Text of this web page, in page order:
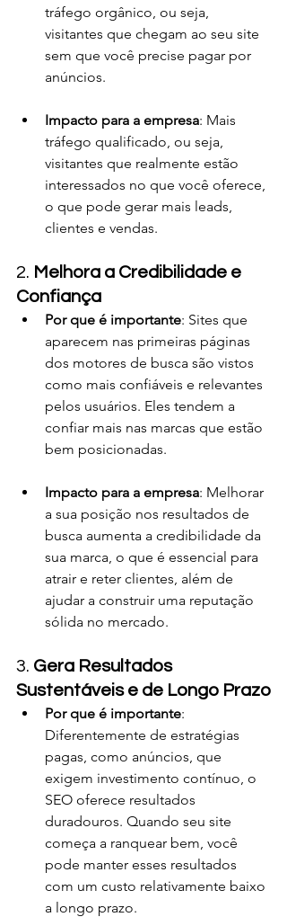
tráfego orgânico, ou seja,
visitantes que chegam ao seu site
sem que você precise pagar por
anúncios.
Impacto para a empresa: Mais
tráfego qualificado, ou seja,
visitantes que realmente estão
interessados no que você oferece,
o que pode gerar mais leads,
clientes e vendas.
2. Melhora a Credibilidade e
Confiança
Por que é importante: Sites que
aparecem nas primeiras páginas
dos motores de busca são vistos
como mais confiáveis e relevantes
pelos usuários. Eles tendem a
confiar mais nas marcas que estão
bem posicionadas.
Impacto para a empresa: Melhorar
a sua posição nos resultados de
busca aumenta a credibilidade da
sua marca, o que é essencial para
atrair e reter clientes, além de
ajudar a construir uma reputação
sólida no mercado.
3. Gera Resultados
Sustentáveis e de Longo Prazo
Por que é importante:
Diferentemente de estratégias
pagas, como anúncios, que
exigem investimento contínuo, o
SEO oferece resultados
duradouros. Quando seu site
começa a ranquear bem, você
pode manter esses resultados
com um custo relativamente baixo
a longo prazo.